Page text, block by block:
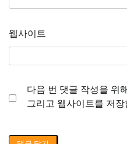
웹사이트
다음 번 댓글 작성을 위
그리고 웹사이트를 저장